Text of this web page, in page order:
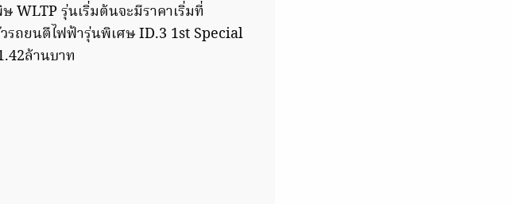
WLTP รุ่นเริ่มต้นจะมีราคาเริ่มที่
วรถยนตืไฟฟ้ารุ่นพิเศษ ID.3 1st Special
ล้านบาท